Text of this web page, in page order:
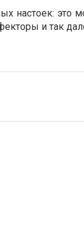
настоек: это
и так